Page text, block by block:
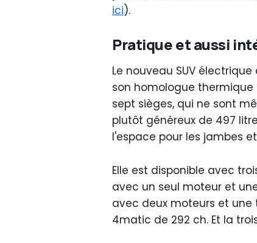
ici).
Pratique et aussi
Le nouveau SUV
son homologue thermique
sept sièges, qui ne sont
plutôt généreux de 497
l'espace pour les jambes
Elle est disponible avec
avec un seul moteur et
avec deux moteurs et une
4matic de 292 ch. Et la